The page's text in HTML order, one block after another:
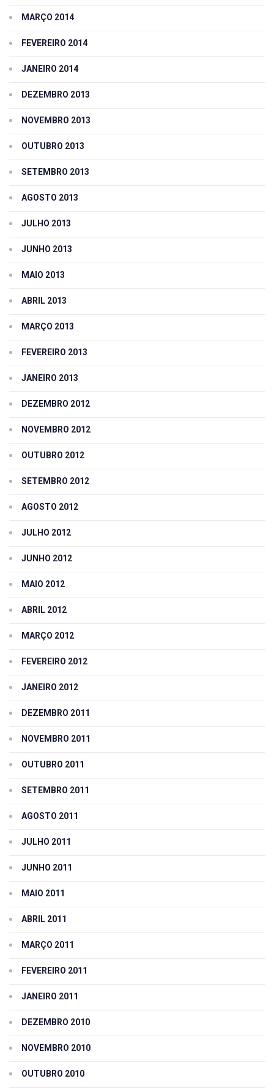
MARÇO 2014
FEVEREIRO 2014
JANEIRO 2014
DEZEMBRO 2013
NOVEMBRO 2013
OUTUBRO 2013
SETEMBRO 2013
AGOSTO 2013
JULHO 2013
JUNHO 2013
MAIO 2013
ABRIL 2013
MARÇO 2013
FEVEREIRO 2013
JANEIRO 2013
DEZEMBRO 2012
NOVEMBRO 2012
OUTUBRO 2012
SETEMBRO 2012
AGOSTO 2012
JULHO 2012
JUNHO 2012
MAIO 2012
ABRIL 2012
MARÇO 2012
FEVEREIRO 2012
JANEIRO 2012
DEZEMBRO 2011
NOVEMBRO 2011
OUTUBRO 2011
SETEMBRO 2011
AGOSTO 2011
JULHO 2011
JUNHO 2011
MAIO 2011
ABRIL 2011
MARÇO 2011
FEVEREIRO 2011
JANEIRO 2011
DEZEMBRO 2010
NOVEMBRO 2010
OUTUBRO 2010